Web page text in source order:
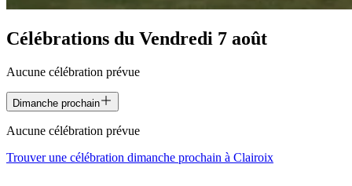
Célébrations du Vendredi 7 août
Aucune célébration prévue
Dimanche prochain
Aucune célébration prévue
Trouver une célébration dimanche prochain à Clairoix